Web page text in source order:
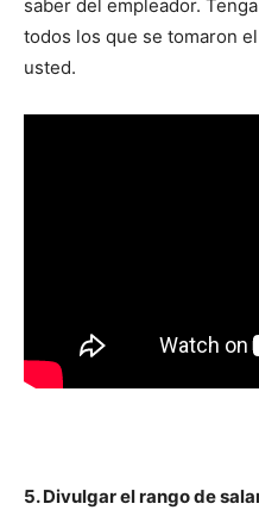
saber del empleador.
todos los que se tomaron
usted.
5. Divulgar el rango de